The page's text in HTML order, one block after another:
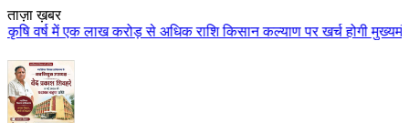
ताज़ा ख़बर
लाख करोड़ से अधिक राशि किसान कल्याण पर खर्च होगी मुख्यमंत्री